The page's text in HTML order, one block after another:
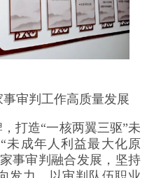
事审判工作高质量发展
打造“一核两翼三驱”未
未成年人利益最大化原
事审判融合发展，坚持